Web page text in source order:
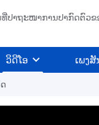
ປາຖະໜາການປາກົດຕົວຂ
ວິ​ດີ​ໂອ ເພງ